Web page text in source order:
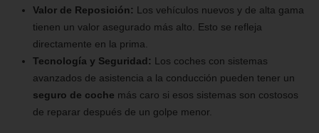
Valor de Reposición: Los vehículos nuevos y de alta gama
tienen un valor asegurado más alto. Esto se refleja
directamente en la prima.
Tecnología y Seguridad: Los coches con sistemas
avanzados de asistencia a la conducción pueden tener un
seguro de coche más caro si esos sistemas son costosos
de reparar después de un golpe menor.